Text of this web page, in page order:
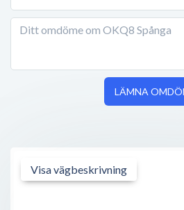
LÄMNA
Visa vägbeskrivning